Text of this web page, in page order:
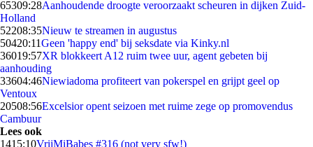
65309:28Aanhoudende droogte veroorzaakt scheuren in dijken Zuid-
Holland
52208:35Nieuw te streamen in augustus
50420:11Geen 'happy end' bij seksdate via Kinky.nl
36019:57XR blokkeert A12 ruim twee uur, agent gebeten bij
aanhouding
33604:46Niewiadoma profiteert van pokerspel en grijpt geel op
Ventoux
20508:56Excelsior opent seizoen met ruime zege op promovendus
Cambuur
Lees ook
1415:10VrijMiBabes #316 (not very sfw!)